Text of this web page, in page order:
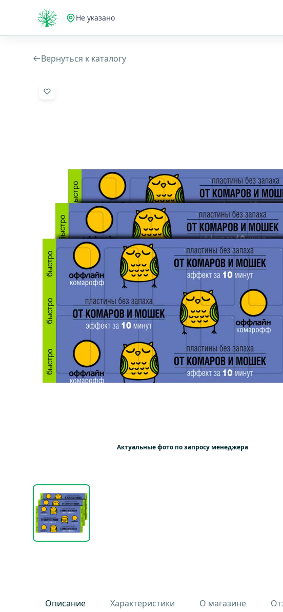
Не указано
Вернуться к каталогу
Актуальные фото по запросу менеджера
Описание Характеристики О магазине